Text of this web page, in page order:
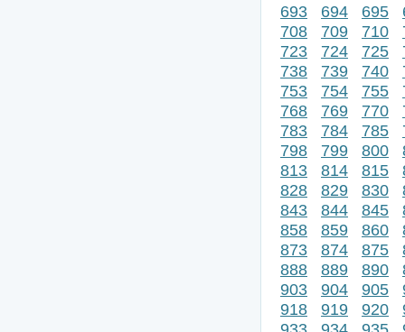
693
694 695
708
709 710
723
724 725
738
739 740
753
754 755
768
769 770
783
784 785
798
799 800
813
814 815
828
829 830
843
844 845
858
859 860
873
874 875
888
889 890
903
904 905
918
919 920